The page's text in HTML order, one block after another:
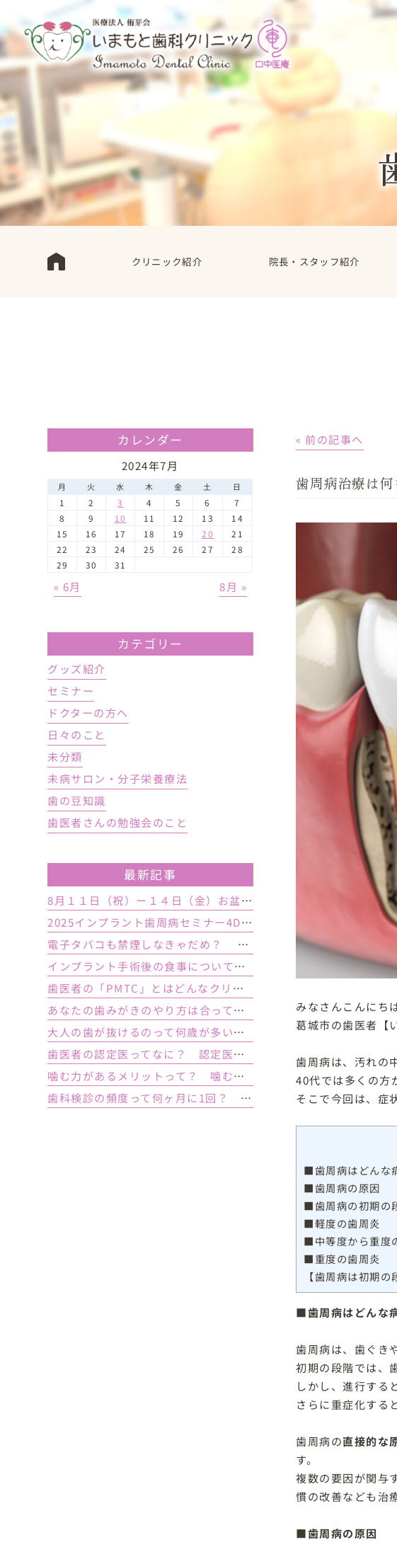
クリニック紹介 院長・スタッフ紹介
« 前の記事へ
歯周病治療は
みなさんこんにち
葛城市の歯医者【
歯周病は、汚れの
40代では多くの方
そこで今回は、症
■歯周病はどんな
■歯周病の原因
■歯周病の初期の
■軽度の歯周炎
■中等度から重度
■重度の歯周炎
【歯周病は初期の
■歯周病はどんな
歯周病は、歯ぐき
初期の段階では、
しかし、進行する
さらに重症化する
歯周病の直接的な
す。
複数の要因が関与
慣の改善なども治
■歯周病の原因
カレンダー
2024年7月
月 火 水 木 金 土 日
1 2 3 4 5 6
7
8
9 10 11 12 13
14
15
16 17 18 19 20
21
22
23 24 25 26 27
28
29
30 31
« 6月 8月 »
カテゴリー
グッズ紹介
セミナー
ドクターの方へ
日々のこと
未分類
未病サロン・分子栄養療法
歯の豆知識
歯医者さんの勉強会のこと
最新記事
8月１１日（祝）ー１４日（金）お盆休み １５日土曜日から診療しております
2025インプラント歯周病セミナー4DAY行いました
電子タバコも禁煙しなきゃだめ？ インプラント手術前後の喫煙が及ぼす影響とは？
インプラント手術後の食事について｜ 当日の注意点・いつから普通の食事ができる？
歯医者の「PMTC」とはどんなクリーニング？スケーリングとは何が違うの？
あなたの歯みがきのやり方は合っている？ 正しい歯みがき方法と間違った方法
大人の歯が抜けるのって何歳が多い？ 平均年齢と原因について
歯医者の認定医ってなに？ 認定医やインストラクターの資格を持つ歯医者のメリット
噛む力があるメリットって？ 噛む力が弱いとどうなるの？
歯科検診の頻度って何ヶ月に1回？ 定期検診って何するの？